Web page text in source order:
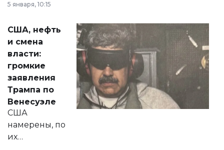
сразу несколько
актуальных тем —
от слухов о
политических
реформах до
вопросов армии,
экономики и
личного здоровья.
5 января, 10:15
США, нефть
и смена
власти:
громкие
заявления
Трампа по
Венесуэле
США
намерены, по
их